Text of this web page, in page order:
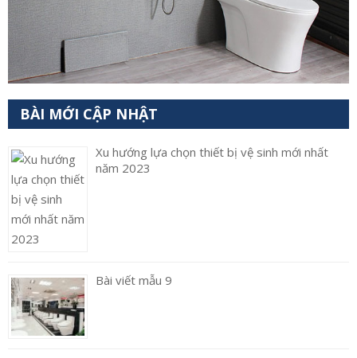
BÀI MỚI CẬP NHẬT
Xu hướng lựa chọn thiết bị vệ sinh mới nhất
năm 2023
Bài viết mẫu 9